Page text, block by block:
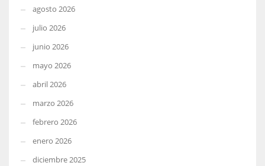
agosto 2026
julio 2026
junio 2026
mayo 2026
abril 2026
marzo 2026
febrero 2026
enero 2026
diciembre 2025